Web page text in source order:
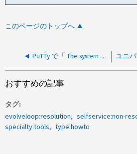
このページのトップへ
PuTTy で「 The system cannot find the file specified 」というエラーが生成されます。
おすすめの記事
タグ
evolveloop:resolution
selfservice:non-
specialty:tools
type:howto